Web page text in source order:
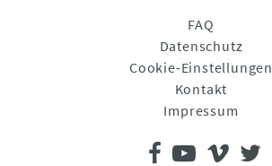
FAQ
Datenschutz
Cookie-Einstellungen
Kontakt
Impressum